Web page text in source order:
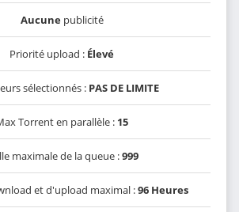
Aucunepublicité
Priorité upload : Élevé
sélectionnés : PAS DE LIMITE
Torrent en parallèle : 15
maximale de la queue :999
et d'upload maximal :96 Heures